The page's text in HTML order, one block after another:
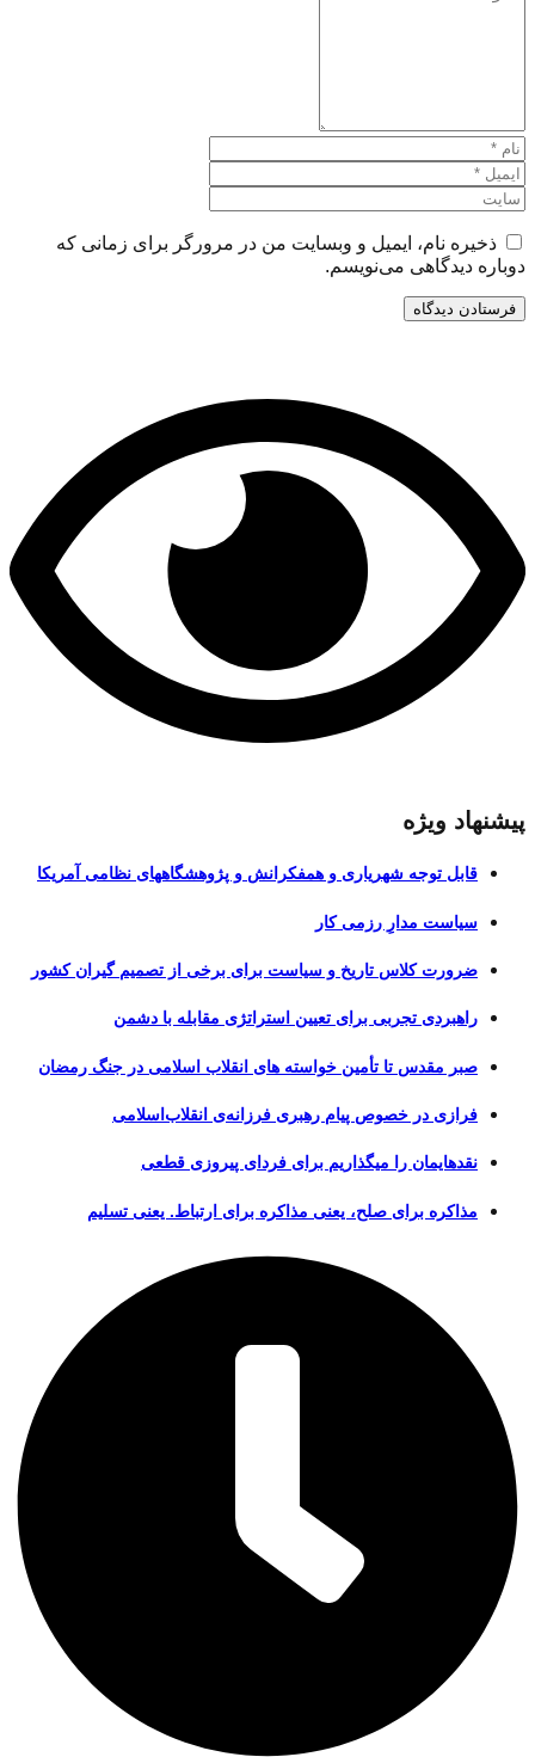
ذخیره نام، ایمیل و وبسایت من در مرورگر برای زمانی که
دوباره دیدگاهی می‌نویسم.
پیشنهاد ویژه
قابل توجه شهریاری و همفکرانش و پژوهشگاههای نظامی آمریکا
سیاست مدارِ رزمی کار
ضرورت کلاس تاریخ و سیاست برای برخی از تصمیم گیران کشور
راهبردی تجربی برای تعیین استراتژی مقابله با دشمن
صبر مقدس تا تأمین خواسته های انقلاب اسلامی در جنگ رمضان
فرازی در خصوص پیام رهبری فرزانه‌ی انقلاب‌اسلامی
نقدهایمان را میگذاریم برای فردای پیروزی قطعی
مذاکره برای صلح، یعنی مذاکره برای ارتباط. یعنی تسلیم